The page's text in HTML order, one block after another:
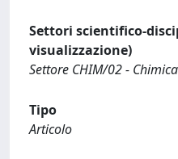
Settori scientifico-
visualizzazione)
Settore CHIM/02 -
Tipo
Articolo